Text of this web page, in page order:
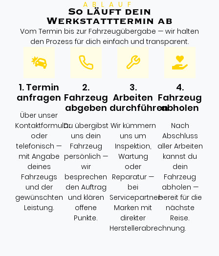
ABLAUF
So läuft dein
Werkstatttermin ab
Vom Termin bis zur Fahrzeugübergabe — wir halten
den Prozess für dich einfach und transparent.
1. Termin
anfragen
Über unser
Kontaktformular
oder
telefonisch —
mit Angabe
deines
Fahrzeugs
und der
gewünschten
Leistung.
2.
Fahrzeug
abgeben
Du übergibst
uns dein
Fahrzeug
persönlich —
wir
besprechen
den Auftrag
und klären
offene
Punkte.
3.
Arbeiten
durchführen
Wir kümmern
uns um
Inspektion,
Wartung
oder
Reparatur —
bei
Servicepartner-
Marken mit
direkter
Herstellerabrechnung.
4.
Fahrzeug
abholen
Nach
Abschluss
aller Arbeiten
kannst du
dein
Fahrzeug
abholen —
bereit für die
nächste
Reise.